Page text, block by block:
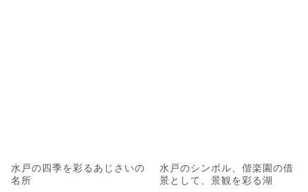
水戸の四季を彩るあじさいの
名所
水戸のシンボル、偕楽園の借
景として、景観を彩る湖